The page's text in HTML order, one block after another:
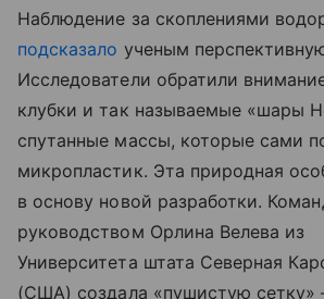
Наблюдение за скоплениями
подсказало ученым
Исследователи обратили
клубки и так называемые «шары
спутанные массы, которые сами
микропластик. Эта природная
в основу новой разработки.
руководством Орлина Велева из
Университета штата Северная
(США) создала «пушистую сетку»